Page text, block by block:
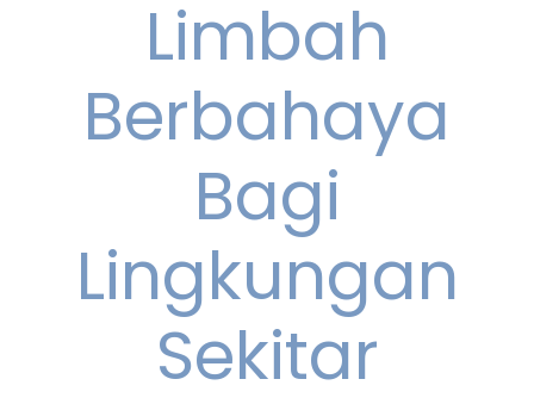
Limbah
Berbahaya
Bagi
Lingkungan
Sekitar